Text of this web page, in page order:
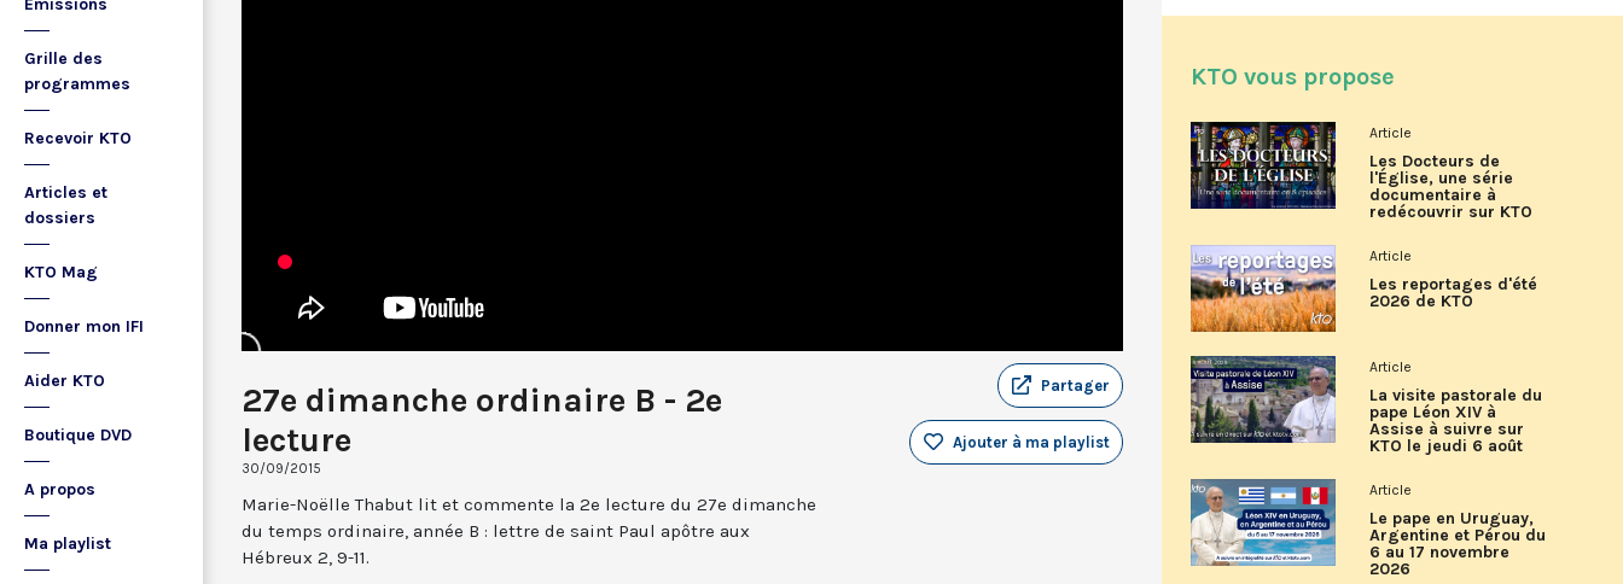
Émissions
Grille des
programmes
Recevoir KTO
Articles et
dossiers
KTO Mag
Donner mon IFI
Aider KTO
Boutique DVD
A propos
Ma playlist
27e dimanche ordinaire B - 2e
lecture
30/09/2015
Partager
Ajouter à ma playlist
Marie-Noëlle Thabut lit et commente la 2e lecture du 27e dimanche
du temps ordinaire, année B : lettre de saint Paul apôtre aux
Hébreux 2, 9-11.
KTO vous propose
Article
Les Docteurs de
l'Église, une série
documentaire à
redécouvrir sur KTO
Article
Les reportages d'été
2026 de KTO
Article
La visite pastorale du
pape Léon XIV à
Assise à suivre sur
KTO le jeudi 6 août
Article
Le pape en Uruguay,
Argentine et Pérou du
6 au 17 novembre
2026